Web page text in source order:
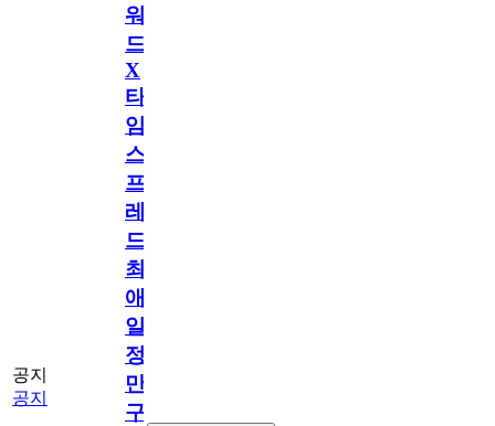
공지
공지
워
드
X
타
임
스
프
레
드]
최
애
일
정
만
구